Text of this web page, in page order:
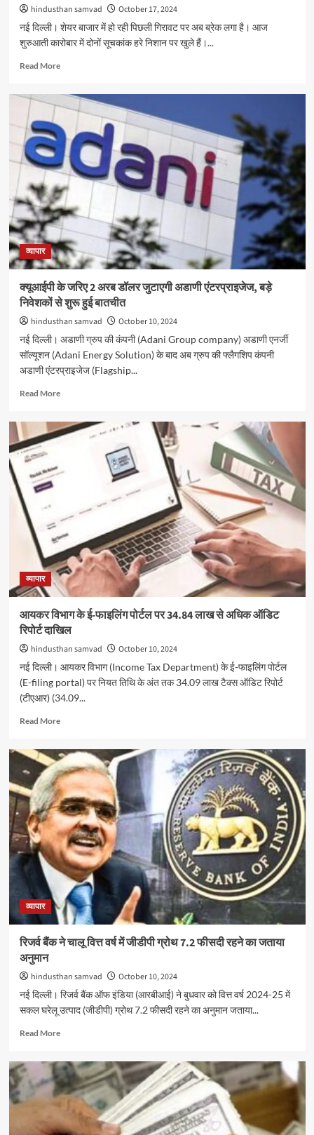
hindusthan samvad
October 17, 2024
नई दिल्ली। शेयर बाजार में हो रही पिछली गिरावट पर अब ब्रेक लगा है। आज
शुरुआती कारोबार में दोनों सूचकांक हरे निशान पर खुले हैं।...
Read MoreRead
शेयर
में
हो
रही
गिरावट
पर
लगी
ब्रेक,
दोनों
सूचकांक
हरे
निशान
व्यापार
क्यूआईपी के जरिए 2 अरब डॉलर जुटाएगी अडाणी एंटरप्राइजेज, बड़े
निवेशकों से शुरू हुई बातचीत
hindusthan samvad
October 10, 2024
नई दिल्ली। अडाणी ग्रुप की कंपनी (Adani Group company) अडाणी एनर्जी
सॉल्यूशन (Adani Energy Solution) के बाद अब ग्रुप की फ्लैगशिप कंपनी
अडाणी एंटरप्राइजेज (Flagship...
Read MoreRead
क्यूआईपी
2
जुटाएगी
अडाणी
एंटरप्राइजेज,
बड़े
निवेशकों
से
शुरू
बातचीत
व्यापार
आयकर विभाग के ई-फाइलिंग पोर्टल पर 34.84 लाख से अधिक ऑडिट
रिपोर्ट दाखिल
hindusthan samvad
October 10, 2024
नई दिल्ली। आयकर विभाग (Income Tax Department) के ई-फाइलिंग पोर्टल
(E-filing portal) पर नियत तिथि के अंत तक 34.09 लाख टैक्स ऑडिट रिपोर्ट
(टीएआर) (34.09...
Read MoreRead
आयकर
विभाग
के
ई-
फाइलिंग
पोर्टल
पर
34.84
लाख
से
अधिक
ऑडिट
रिपोर्ट
व्यापार
रिजर्व बैंक ने चालू वित्त वर्ष में जीडीपी ग्रोथ 7.2 फीसदी रहने का जताया
अनुमान
hindusthan samvad
October 10, 2024
नई दिल्ली। रिजर्व बैंक ऑफ इंडिया (आरबीआई) ने बुधवार को वित्त वर्ष 2024-25 में
सकल घरेलू उत्‍पाद (जीडीपी) ग्रोथ 7.2 फीसदी रहने का अनुमान जताया...
Read MoreRead
रिजर्व
बैंक
ने
चालू
वित्त